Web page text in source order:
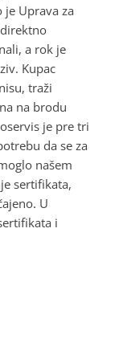
Uprava za
a rok je
Kupac
traži
na brodu
je pre tri
da se za
našem
sertifikata,
U
i